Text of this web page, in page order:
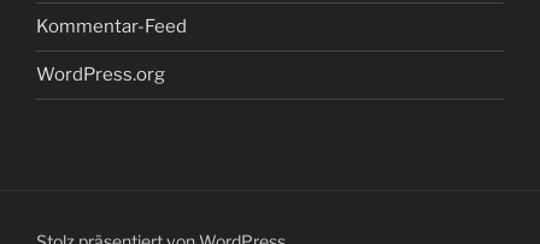
Kommentar-Feed
WordPress.org